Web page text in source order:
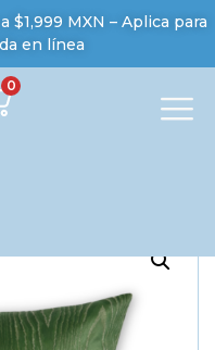
$1,999 MXN – Aplica para
en línea
0